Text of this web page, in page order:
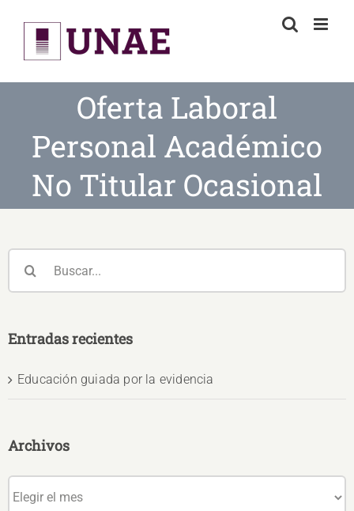
content
Oferta Laboral
Personal Académico
No Titular Ocasional
Entradas recientes
Educación guiada por la evidencia
Archivos